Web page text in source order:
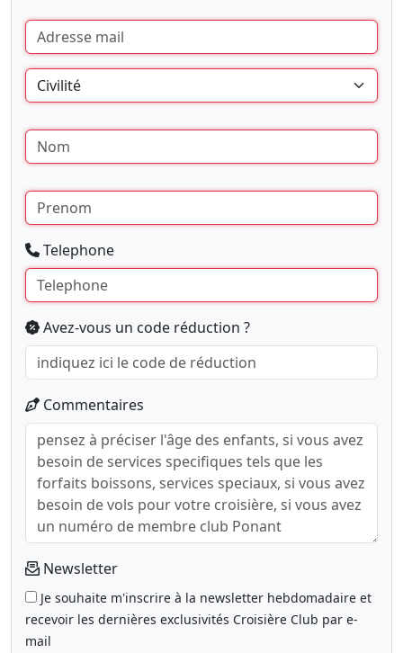
Telephone
Avez-vous un code réduction ?
Commentaires
Newsletter
Je souhaite m'inscrire à la newsletter hebdomadaire et
recevoir les dernières exclusivités Croisière Club par e-
mail